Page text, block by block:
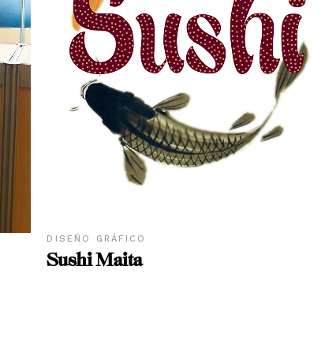
DISEÑO GRÁFICO
Sushi Maita